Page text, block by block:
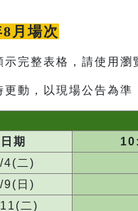
月場次
示完整表格，請使用瀏
更動，以現場公告為準
日期
4(二)
9(日)
二)